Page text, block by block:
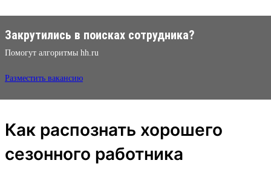
Закрутились в поисках сотрудника?
Помогут алгоритмы hh.ru
Разместить вакансию
Как распознать хорошего
сезонного работника